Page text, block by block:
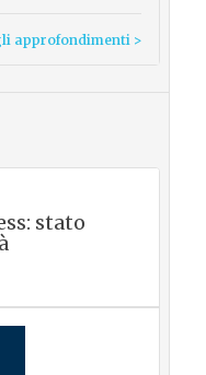
approfondimenti >
stato